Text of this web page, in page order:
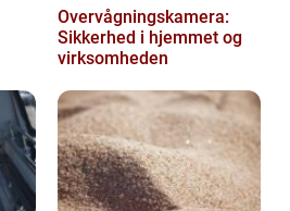
Overvågningskamera:
Sikkerhed i hjemmet og
virksomheden